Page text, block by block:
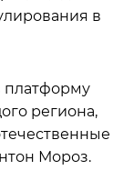
в
платформу
региона,
Мороз.